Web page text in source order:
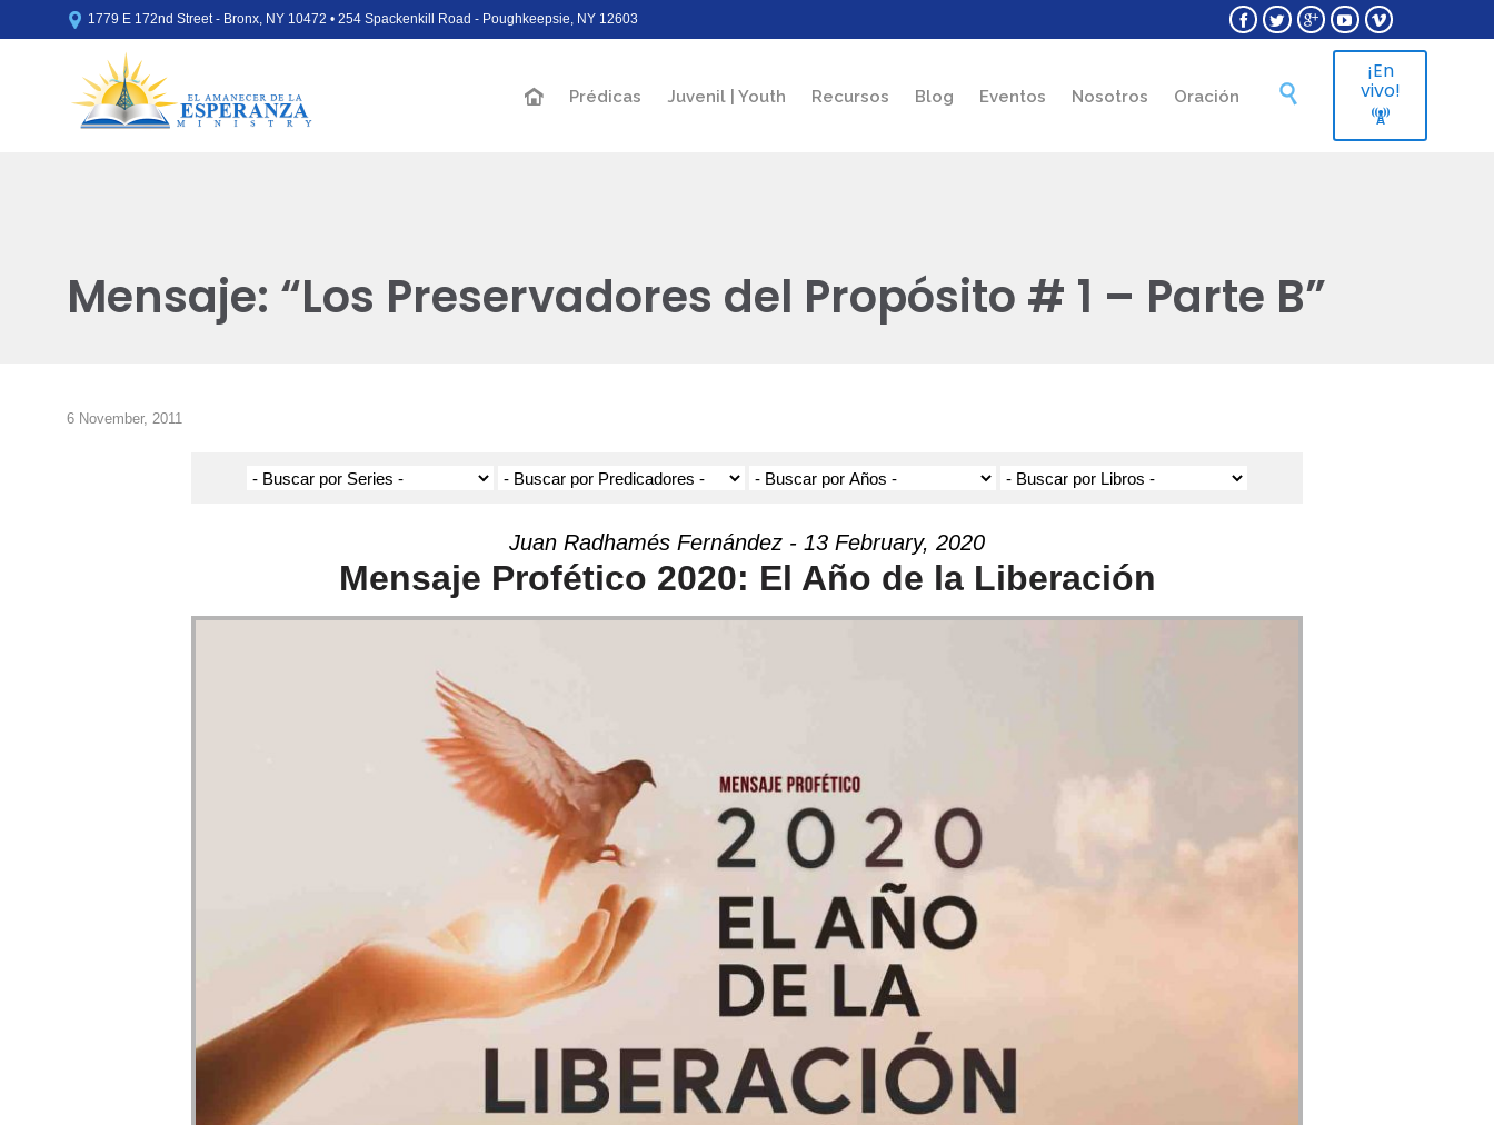
 1779 E 172nd Street - Bronx, NY 10472 • 254 Spackenkill Road - Poughkeepsie, NY 12603     
Skip
Prédicas Juvenil | Youth Recursos Blog Eventos Nosotros Oración 
¡En
vivo!

Mensaje: “Los Preservadores del Propósito # 1 – Parte B”
6 November, 2011
Juan Radhamés Fernández - 13 February, 2020
Mensaje Profético 2020: El Año de la Liberación